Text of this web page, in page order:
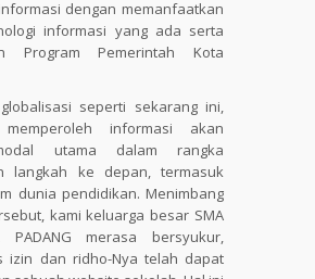
dengan memanfaatkan
informasi yang ada serta
Program Pemerintah Kota
seperti sekarang ini,
memperoleh informasi akan
utama dalam rangka
langkah ke depan, termasuk
dunia pendidikan. Menimbang
kami keluarga besar SMA
PADANG merasa bersyukur,
izin dan ridho-Nya telah dapat